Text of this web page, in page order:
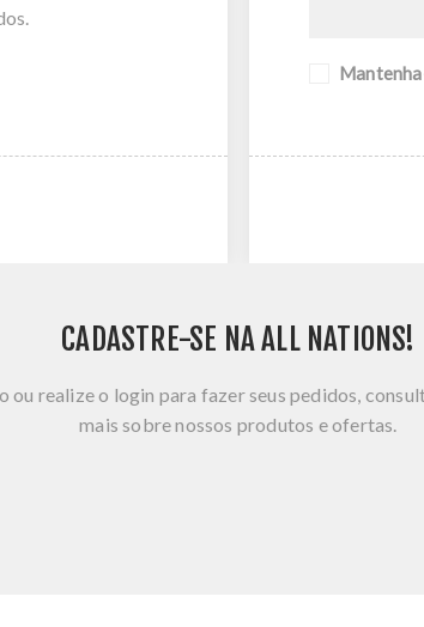
CADASTRE-SE NA ALL NATIONS!
ou realize o login para fazer seus pedidos,
mais sobre nossos produtos e ofertas.